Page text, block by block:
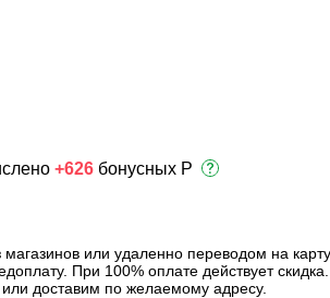
+626 бонусных Р
или удаленно переводом на
При 100% оплате действует
доставим по желаемому адресу.